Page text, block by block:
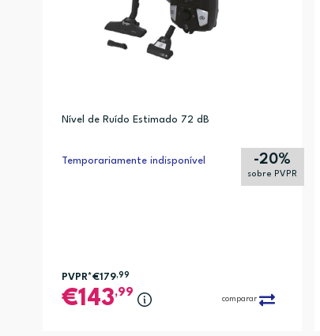
Nível de Ruído Estimado 72 dB
Temporariamente indisponível -20%
sobre PVPR
PVPR*€179,99
143,99
comparar